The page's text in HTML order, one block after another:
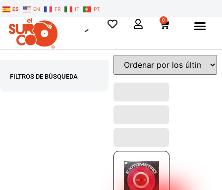
ES EN FR IT PT
0
FILTROS DE BÚSQUEDA